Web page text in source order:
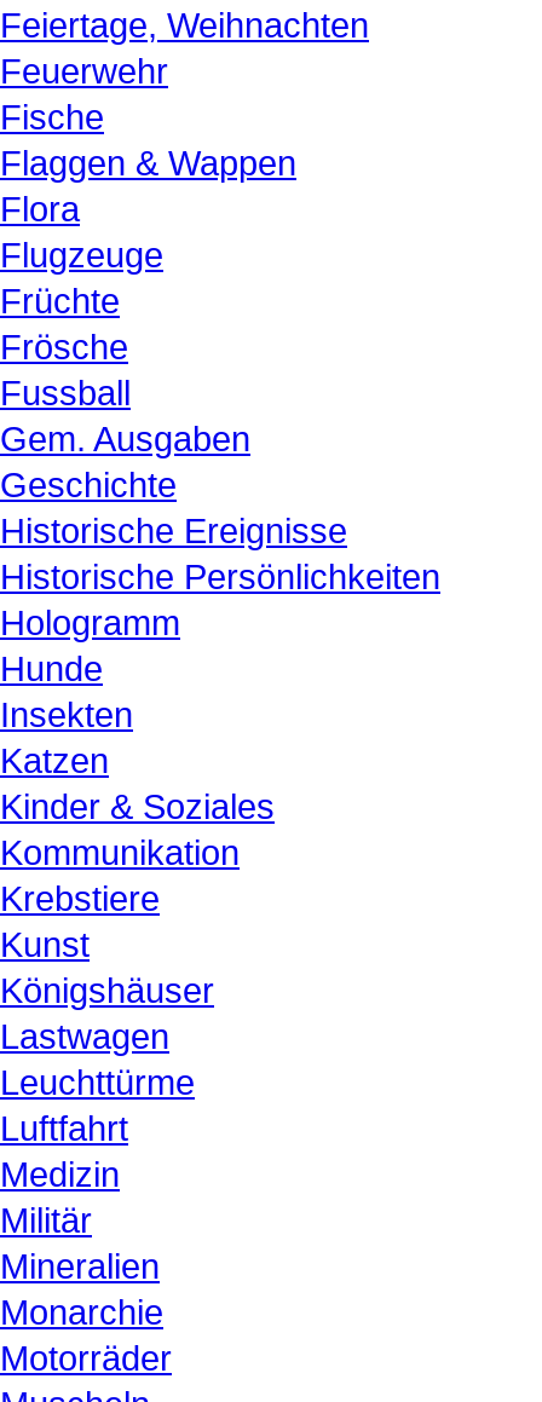
Feiertage, Weihnachten
Feuerwehr
Fische
Flaggen & Wappen
Flora
Flugzeuge
Früchte
Frösche
Fussball
Gem. Ausgaben
Geschichte
Historische Ereignisse
Historische Persönlichkeiten
Hologramm
Hunde
Insekten
Katzen
Kinder & Soziales
Kommunikation
Krebstiere
Kunst
Königshäuser
Lastwagen
Leuchttürme
Luftfahrt
Medizin
Militär
Mineralien
Monarchie
Motorräder